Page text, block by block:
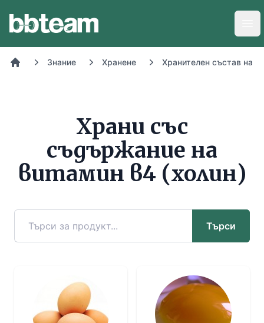
Знание Хранене Хранителен състав на
Храни със
съдържание на
витамин в4 (холин)
Търси